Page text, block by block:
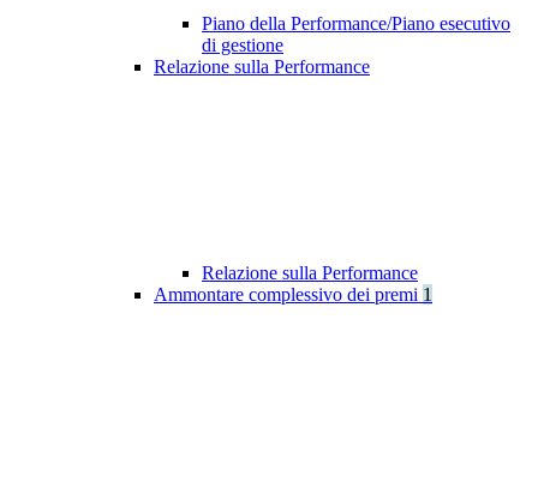
Piano della Performance/Piano esecutivo
di gestione
Relazione sulla Performance
Relazione sulla Performance
Ammontare complessivo dei premi 1